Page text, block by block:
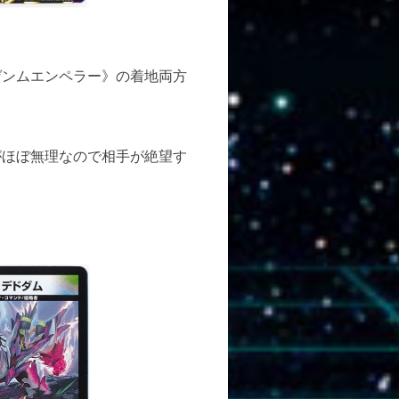
ムエンペラー》の着地両方
ぼ無理なので相手が絶望す